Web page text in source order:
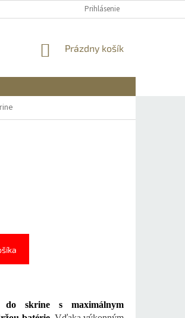
REKLAMÁCIA A VRÁTENIE
Prihlásenie
NÁKUPNÝ
Prázdny košík
do skrine s maximálnym